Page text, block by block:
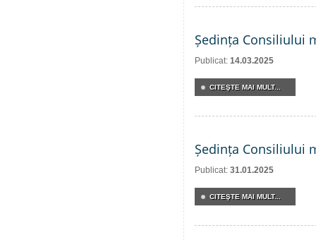
Ședința Consiliului
Publicat: 14.03.2025
CITEŞTE MAI MULT...
Ședința Consiliului
Publicat: 31.01.2025
CITEŞTE MAI MULT...